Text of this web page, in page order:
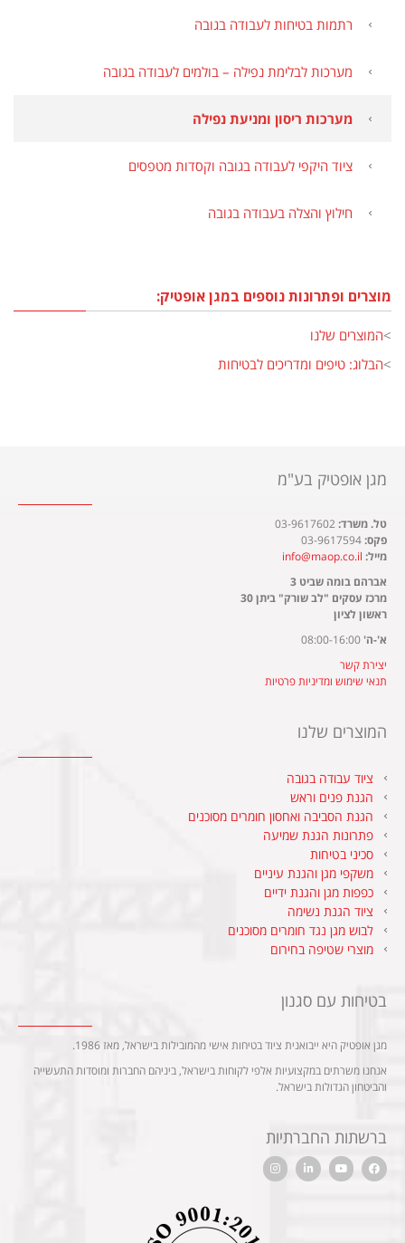
רתמות בטיחות לעבודה בגובה
מערכות לבלימת נפילה – בולמים לעבודה בגובה
מערכות ריסון ומניעת נפילה
ציוד היקפי לעבודה בגובה וקסדות מטפסים
חילוץ והצלה בעבודה בגובה
מוצרים ופתרונות נוספים במגן אופטיק:
>המוצרים שלנו
>הבלוג: טיפים ומדריכים לבטיחות
מגן אופטיק בע"מ
טל. משרד:03-9617602
פקס:
מייל: info@maop.co.il
אברהם בומה שביט 3
מרכז עסקים "לב שורק" ביתן 30
ראשון לציון
א'-ה' 08:00-16:00
יצירת קשר
תנאי שימוש ומדיניות פרטיות
המוצרים שלנו
ציוד עבודה בגובה
הגנת פנים וראש
הגנת הסביבה ואחסון חומרים מסוכנים
פתרונות הגנת שמיעה
סכיני בטיחות
משקפי מגן והגנת עיניים
כפפות מגן והגנת ידיים
ציוד הגנת נשימה
לבוש מגן נגד חומרים מסוכנים
מוצרי שטיפה בחירום
בטיחות עם סגנון
מגן אופטיק היא ייבואנית ציוד בטיחות אישי מהמובילות בישראל, מאז 1986.
אנחנו משרתים במקצועיות אלפי לקוחות בישראל, ביניהם החברות ומוסדות התעשייה
והביטחון הגדולות בישראל.
ברשתות החברתיות